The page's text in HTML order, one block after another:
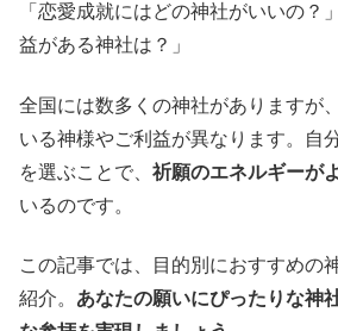
「恋愛成就にはどの神社がいいの？
益がある神社は？」
全国には数多くの神社がありますが
いる神様やご利益が異なります。自
を選ぶことで、 祈願のエネルギーが
いるのです。
この記事では、目的別におすすめの
紹介。 あなたの願いにぴったりな神